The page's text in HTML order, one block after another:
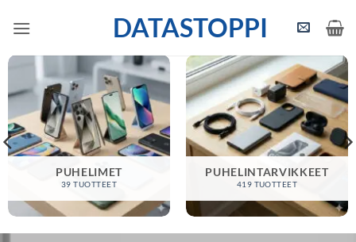
DATASTOPPI
PUHELIMET
39 TUOTTEET
PUHELINTARVIKKEET
419 TUOTTEET